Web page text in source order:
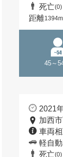
死亡(0)
距離1394m
45～
2021
加西
車両
軽自
死亡(0)